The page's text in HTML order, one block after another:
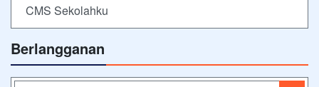
CMS Sekolahku
Berlangganan